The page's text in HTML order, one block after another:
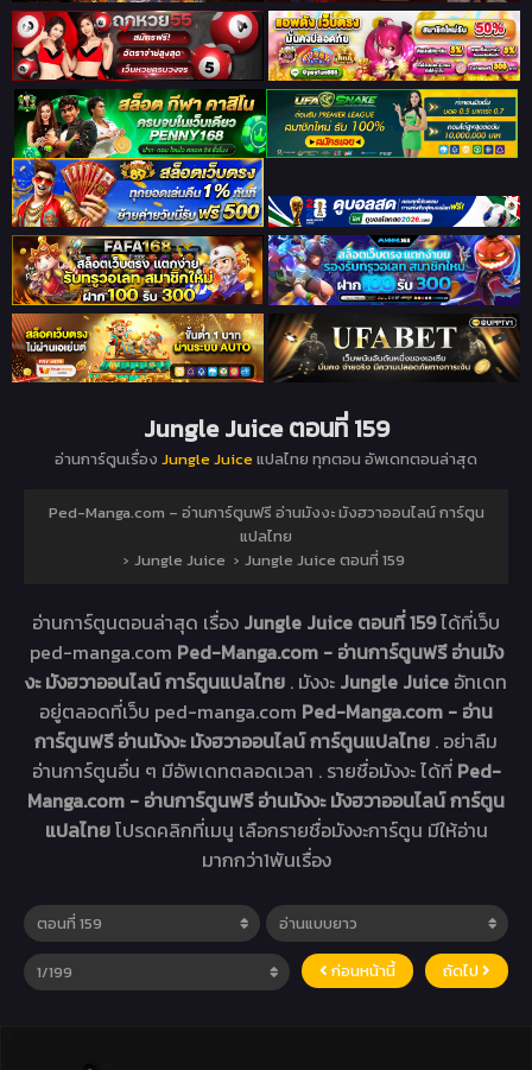
Jungle Juice ตอนที่ 159
อ่านการ์ตูนเรื่อง Jungle Juiceแปลไทย ทุกตอน อัพเดทตอนล่าสุด
Ped-Manga.com – อ่านการ์ตูนฟรี อ่านมังงะ มังฮวาออนไลน์ การ์ตูน
แปลไทย
› Jungle Juice › Jungle Juice ตอนที่ 159
อ่านการ์ตูนตอนล่าสุด เรื่อง Jungle Juice ตอนที่ 159ได้ที่เว็บ
ped-manga.com Ped-Manga.com - อ่านการ์ตูนฟรี อ่านมัง
งะ มังฮวาออนไลน์ การ์ตูนแปลไทย . มังงะ Jungle Juice อัทเดท
อยู่ตลอดที่เว็บ ped-manga.com Ped-Manga.com - อ่าน
การ์ตูนฟรี อ่านมังงะ มังฮวาออนไลน์ การ์ตูนแปลไทย . อย่าลืม
อ่านการ์ตูนอื่น ๆ มีอัพเดทตลอดเวลา . รายชื่อมังงะ ได้ที่ Ped-
Manga.com - อ่านการ์ตูนฟรี อ่านมังงะ มังฮวาออนไลน์ การ์ตูน
แปลไทยโปรดคลิกที่เมนู เลือกรายชื่อมังงะการ์ตูน มีให้อ่าน
มากกว่า1พันเรื่อง
ก่อนหน้านี้ ถัดไป